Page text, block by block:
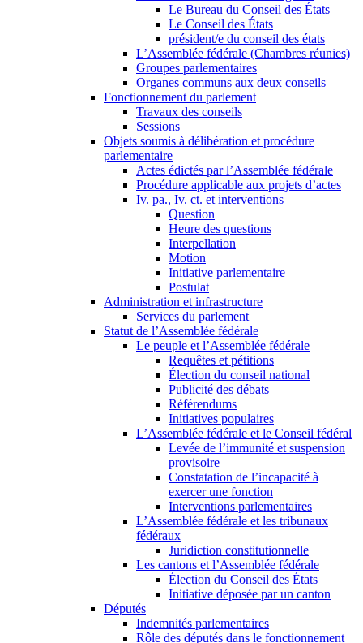
Le Bureau du Conseil des États
Le Conseil des États
président/e du conseil des états
L’Assemblée fédérale (Chambres réunies)
Groupes parlementaires
Organes communs aux deux conseils
Fonctionnement du parlement
Travaux des conseils
Sessions
Objets soumis à délibération et procédure
parlementaire
Actes édictés par l’Assemblée fédérale
Procédure applicable aux projets d’actes
Iv. pa., Iv. ct. et interventions
Question
Heure des questions
Interpellation
Motion
Initiative parlementaire
Postulat
Administration et infrastructure
Services du parlement
Statut de l’Assemblée fédérale
Le peuple et l’Assemblée fédérale
Requêtes et pétitions
Élection du conseil national
Publicité des débats
Référendums
Initiatives populaires
L’Assemblée fédérale et le Conseil fédéral
Levée de l’immunité et suspension
provisoire
Constatation de l’incapacité à
exercer une fonction
Interventions parlementaires
L’Assemblée fédérale et les tribunaux
fédéraux
Juridiction constitutionnelle
Les cantons et l’Assemblée fédérale
Élection du Conseil des États
Initiative déposée par un canton
Députés
Indemnités parlementaires
Rôle des députés dans le fonctionnement